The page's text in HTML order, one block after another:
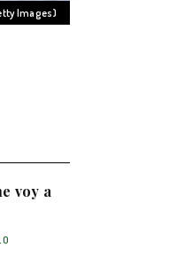
Images)
voy a